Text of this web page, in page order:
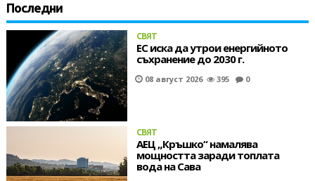
Последни
СВЯТ
ЕС иска да утрои енергийното
съхранение до 2030 г.
08 август 2026 395 0
СВЯТ
АЕЦ „Кръшко“ намалява
мощността заради топлата
вода на Сава